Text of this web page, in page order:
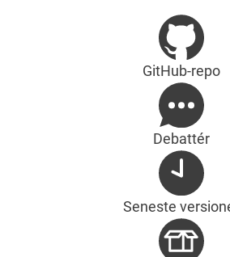
GitHub-repo
Debattér
Seneste